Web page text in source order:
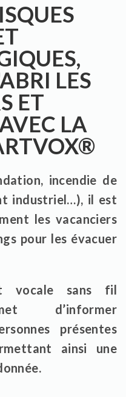
LES
ET
LA
incendie de
industriel…), il est
les vacanciers
pour les évacuer
vocale sans fil
d’informer
présentes
ainsi une